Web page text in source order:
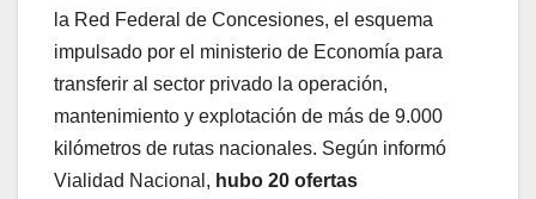
la Red Federal de Concesiones, el esquema
impulsado por el ministerio de Economía para
transferir al sector privado la operación,
mantenimiento y explotación de más de 9.000
kilómetros de rutas nacionales. Según informó
Vialidad Nacional, hubo 20 ofertas